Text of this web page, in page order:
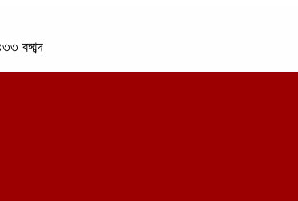
বঙ্গাব্দ